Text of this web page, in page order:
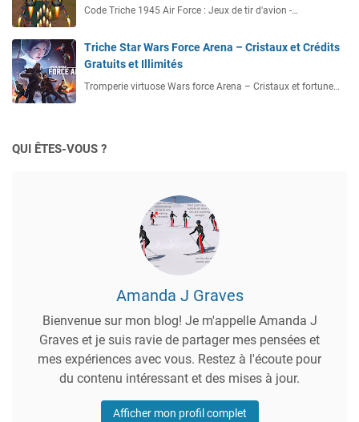
Code Triche 1945 Air Force : Jeux de tir d'avion -…
Triche Star Wars Force Arena – Cristaux et Crédits
Gratuits et Illimités
Tromperie virtuose Wars force Arena – Cristaux et fortune…
QUI ÊTES-VOUS ?
Amanda J Graves
Bienvenue sur mon blog! Je m'appelle Amanda J
Graves et je suis ravie de partager mes pensées et
mes expériences avec vous. Restez à l'écoute pour
du contenu intéressant et des mises à jour.
Afficher mon profil complet